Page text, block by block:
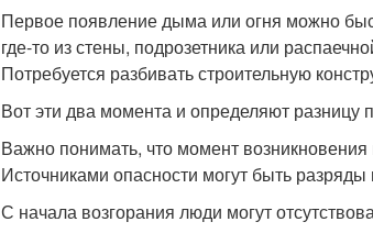
Первое появление дыма или огня можно
где-то из стены, подрозетника или
Потребуется разбивать строительную
Вот эти два момента и определяют разницу
Важно понимать, что момент
Источниками опасности могут быть
С начала возгорания люди могут